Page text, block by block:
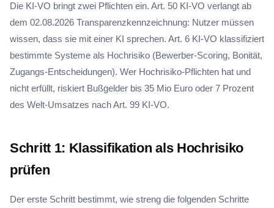
Die KI-VO bringt zwei Pflichten ein. Art. 50 KI-VO verlangt ab
dem 02.08.2026 Transparenzkennzeichnung: Nutzer müssen
wissen, dass sie mit einer KI sprechen. Art. 6 KI-VO klassifiziert
bestimmte Systeme als Hochrisiko (Bewerber-Scoring, Bonität,
Zugangs-Entscheidungen). Wer Hochrisiko-Pflichten hat und
nicht erfüllt, riskiert Bußgelder bis 35 Mio Euro oder 7 Prozent
des Welt-Umsatzes nach Art. 99 KI-VO.
Schritt 1: Klassifikation als Hochrisiko
prüfen
Der erste Schritt bestimmt, wie streng die folgenden Schritte